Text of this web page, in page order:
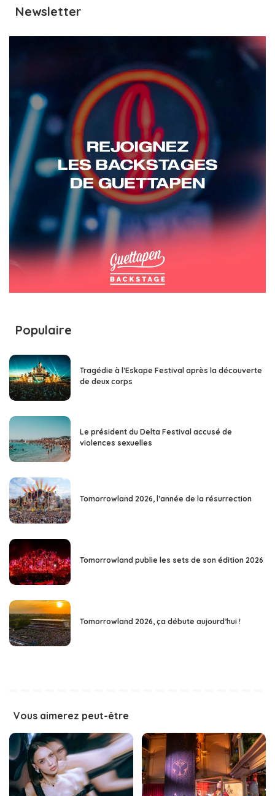
Newsletter
Populaire
Tragédie à l’Eskape Festival après la découverte
de deux corps
Le président du Delta Festival accusé de
violences sexuelles
Tomorrowland 2026, l’année de la résurrection
Tomorrowland publie les sets de son édition 2026
Tomorrowland 2026, ça débute aujourd’hui !
Vous aimerez peut-être